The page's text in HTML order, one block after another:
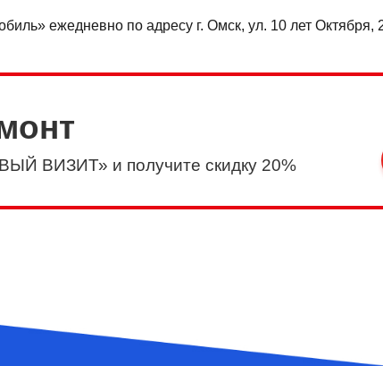
ежедневно по адресу г. Омск, ул. 10 лет Октября,
ВИЗИТ» и получите скидку 20%